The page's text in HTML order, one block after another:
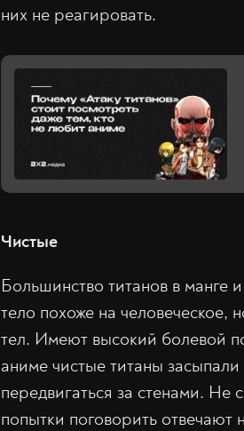
них не реагировать.
Чистые
Большинство титанов в манге
тело похоже на
тел. Имеют высокий болевой
аниме чистые титаны
передвигаться за стенами.
попытки поговорить